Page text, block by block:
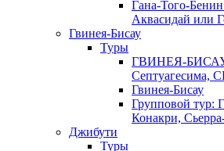
Гана-Того-
Аквасидай или
Гвинея-Бисау
Туры
ГВИНЕЯ-БИСАУ
Гвинея-Бисау
Групповой тур:
Конакри,
Джибути
Туры